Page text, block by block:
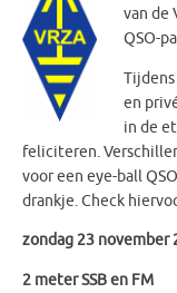
van de
QSO-
en
in de
feliciteren.
voor een eye-ball
drankje. Check
zondag 23 november
2 meter SSB en FM